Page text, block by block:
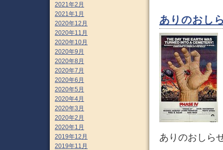
ありのおし
ありのおしら
2021年2月
2021年1月
2020年12月
2020年11月
2020年10月
2020年9月
2020年8月
2020年7月
2020年6月
2020年5月
2020年4月
2020年3月
2020年2月
2020年1月
2019年12月
2019年11月